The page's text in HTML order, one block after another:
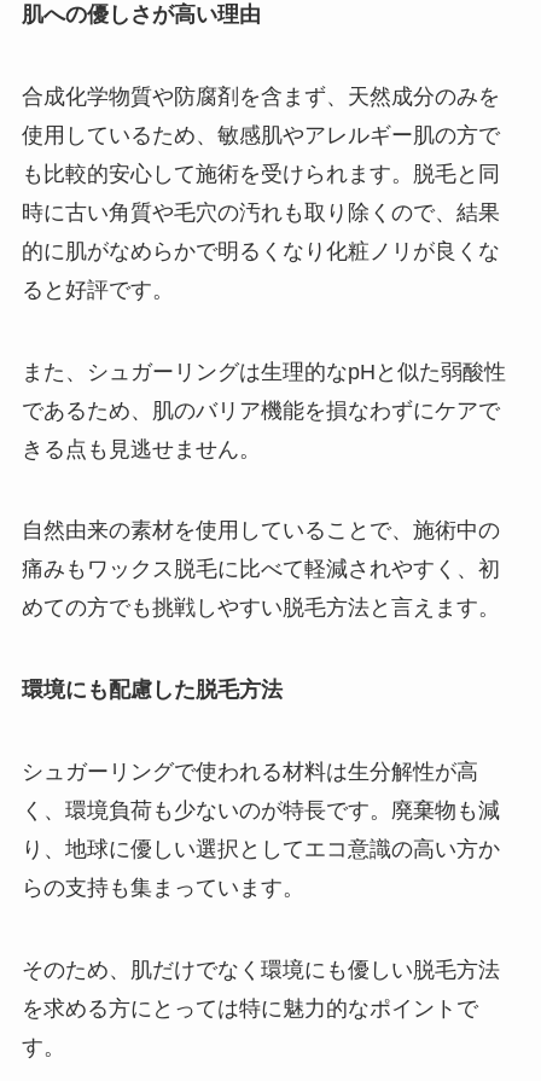
肌への優しさが高い理由
合成化学物質や防腐剤を含まず、天然成分のみを
使用しているため、敏感肌やアレルギー肌の方で
も比較的安心して施術を受けられます。脱毛と同
時に古い角質や毛穴の汚れも取り除くので、結果
的に肌がなめらかで明るくなり化粧ノリが良くな
ると好評です。
また、シュガーリングは生理的なpHと似た弱酸性
であるため、肌のバリア機能を損なわずにケアで
きる点も見逃せません。
自然由来の素材を使用していることで、施術中の
痛みもワックス脱毛に比べて軽減されやすく、初
めての方でも挑戦しやすい脱毛方法と言えます。
環境にも配慮した脱毛方法
シュガーリングで使われる材料は生分解性が高
く、環境負荷も少ないのが特長です。廃棄物も減
り、地球に優しい選択としてエコ意識の高い方か
らの支持も集まっています。
そのため、肌だけでなく環境にも優しい脱毛方法
を求める方にとっては特に魅力的なポイントで
す。